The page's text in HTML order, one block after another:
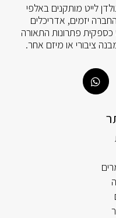
לייט מותקנים באלפי
יזמים, אדריכלים
כספקית פתרונות התאורה
ציבורי או מיזם אחר.